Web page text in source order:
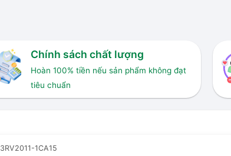
Chính sách chất lượng
Hoàn 100% tiền nếu sản phẩm không đạt
tiêu chuẩn
3RV2011-1CA15